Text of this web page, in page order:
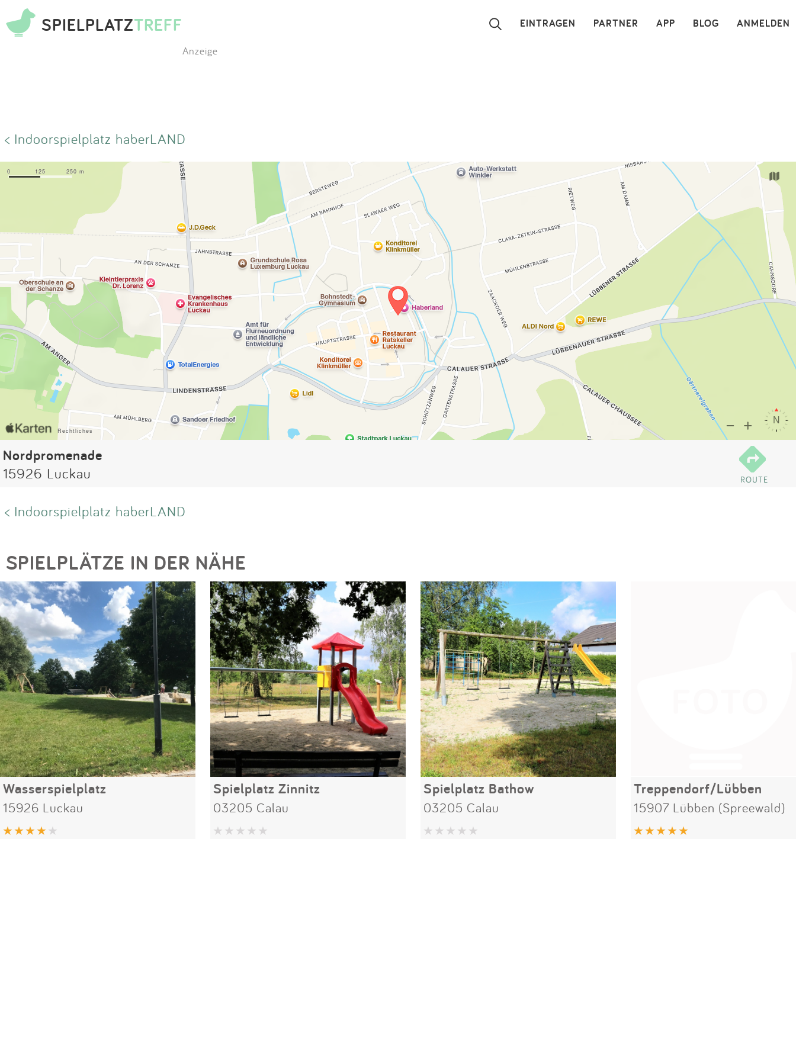
SPIELPLATZTREFF ANMELDEN
BLOG
APP
PARTNER
EINTRAGEN ×
Blog
Partner
Kontakt
Impressum
Anmelden
Anzeige
< Indoorspielplatz haberLAND
Nordpromenade
15926 Luckau ROUTE
< Indoorspielplatz haberLAND
SPIELPLÄTZE IN DER NÄHE
Wasserspielplatz
15926 Luckau
Spielplatz Zinnitz
03205 Calau
Spielplatz Bathow
03205 Calau
Treppendorf/Lübben
15907 Lübben (Spreewald)